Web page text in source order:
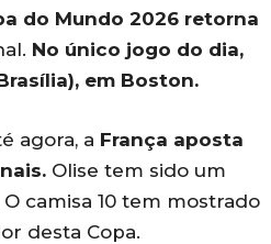
do Mundo 2026 retorna
No único jogo do dia,
em Boston.
agora, a França aposta
Olise tem sido um
camisa 10 tem mostrado
desta Copa.